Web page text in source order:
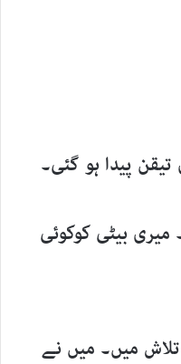
پیدا ہو گئی۔
میری بیٹی کوکوئی
میں۔ میں نے